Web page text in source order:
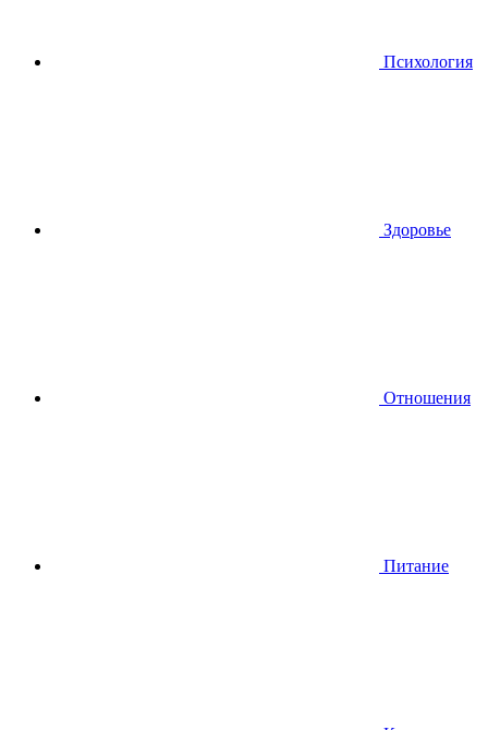
Психология
Здоровье
Отношения
Питание